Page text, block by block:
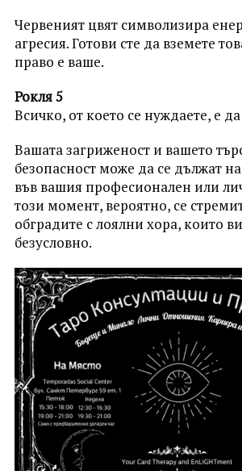
Червеният цвят символизира
агресия. Готови сте да вземете
право е ваше.
Рокля 5
Всичко, от което се нуждаете, е
Вашата загриженост и вашето
безопасност може да се дължат
във вашия професионален или
този момент, вероятно, се
обградите с лоялни хора, които
безусловно.